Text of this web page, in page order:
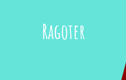
Ragoter